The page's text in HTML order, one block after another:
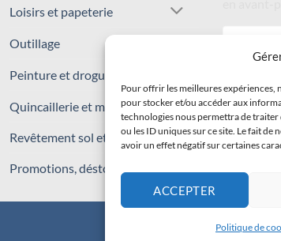
Pour offrir les meilleures expériences,
pour stocker et/ou accéder aux
technologies nous permettra de traiter
ou les ID uniques sur ce site. Le fait
avoir un effet négatif sur certaines
ACCEPTER
Politique de
Loisirs et papeterie
Outillage
Peinture et droguerie
Quincaillerie et matériaux
Revêtement sol et mur
Promotions, déstockages
Visa